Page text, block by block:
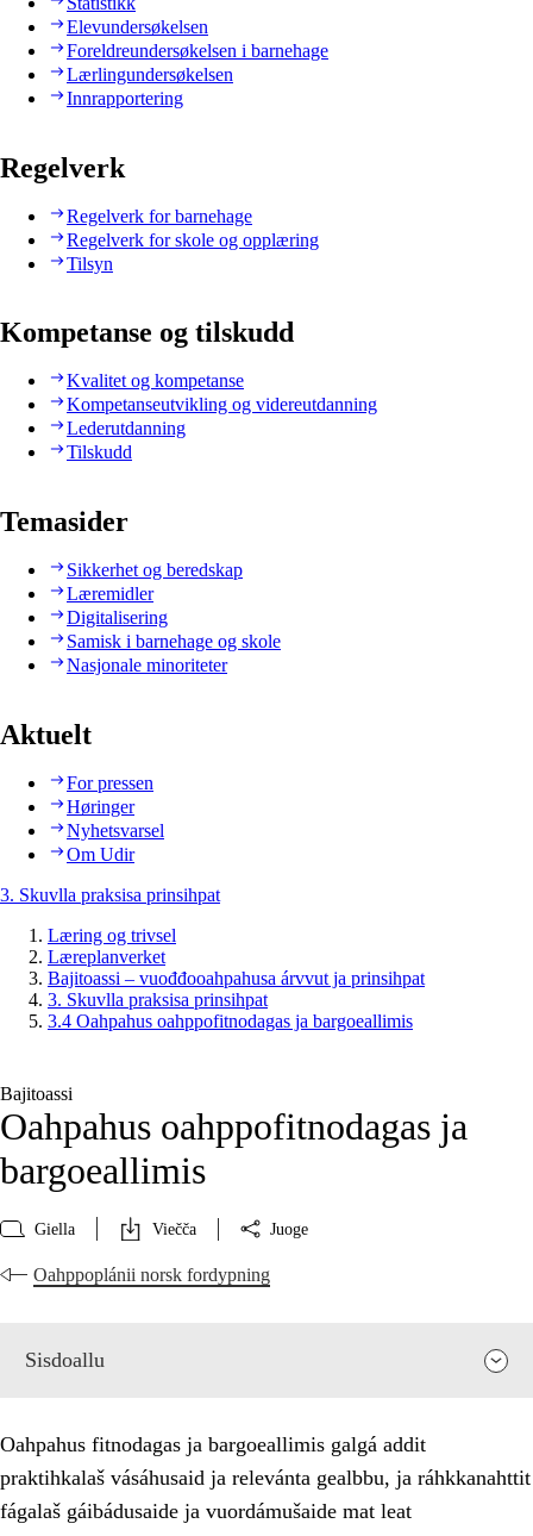
Elevundersøkelsen
Foreldreundersøkelsen i barnehage
Lærlingundersøkelsen
Innrapportering
Regelverk
Regelverk for barnehage
Regelverk for skole og opplæring
Tilsyn
Kompetanse og tilskudd
Kvalitet og kompetanse
Kompetanseutvikling og videreutdanning
Lederutdanning
Tilskudd
Temasider
Sikkerhet og beredskap
Læremidler
Digitalisering
Samisk i barnehage og skole
Nasjonale minoriteter
Aktuelt
For pressen
Høringer
Nyhetsvarsel
Om Udir
3. Skuvlla praksisa prinsihpat
Læring og trivsel
Læreplanverket
Bajitoassi – vuođđooahpahusa árvvut ja prinsihpat
3. Skuvlla praksisa prinsihpat
3.4 Oahpahus oahppofitnodagas ja bargoeallimis
Bajitoassi
Oahpahus oahppofitnodagas ja
bargoeallimis
Giella Viečča Juoge
Oahppoplánii norsk fordypning
Sisdoallu
Oahpahus fitnodagas ja bargoeallimis galgá addit
praktihkalaš vásáhusaid ja relevánta gealbbu, ja ráhkkanahttit
fágalaš gáibádusaide ja vuordámušaide mat leat